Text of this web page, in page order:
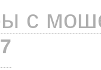
с
7